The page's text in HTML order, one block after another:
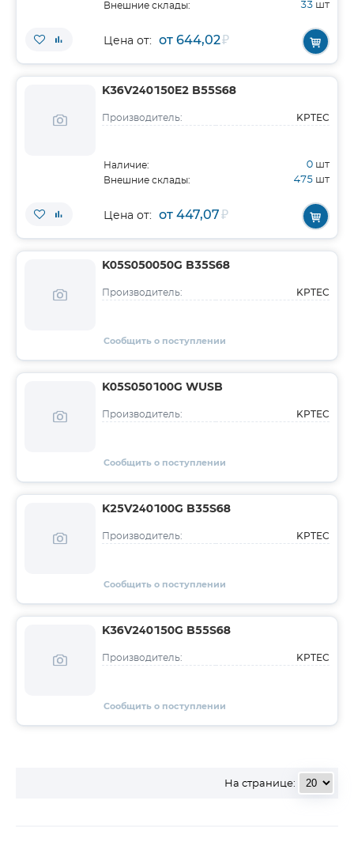
Внешние склады: 33 шт
Цена от: от 644,02₽
K36V240150E2 B55S68
Производитель: KPTEC
Наличие: 0 шт
Внешние склады: 475 шт
Цена от: от 447,07₽
K05S050050G B35S68
Производитель: KPTEC
Сообщить о поступлении
K05S050100G WUSB
Производитель: KPTEC
Сообщить о поступлении
K25V240100G B35S68
Производитель: KPTEC
Сообщить о поступлении
K36V240150G B55S68
Производитель: KPTEC
Сообщить о поступлении
На странице: